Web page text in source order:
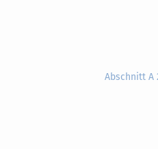
Abschnitt A